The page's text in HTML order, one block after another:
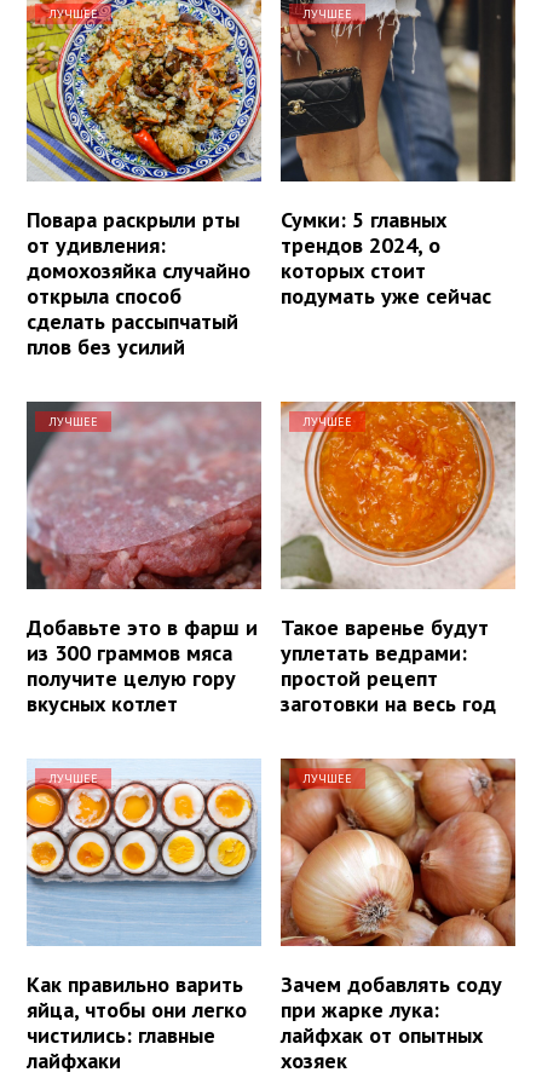
ЛУЧШЕЕ
Повара раскрыли рты
от удивления:
домохозяйка случайно
открыла способ
сделать рассыпчатый
плов без усилий
ЛУЧШЕЕ
Сумки: 5 главных
трендов 2024, о
которых стоит
подумать уже сейчас
ЛУЧШЕЕ
Добавьте это в фарш и
из 300 граммов мяса
получите целую гору
вкусных котлет
ЛУЧШЕЕ
Такое варенье будут
уплетать ведрами:
простой рецепт
заготовки на весь год
ЛУЧШЕЕ
Как правильно варить
яйца, чтобы они легко
чистились: главные
лайфхаки
ЛУЧШЕЕ
Зачем добавлять соду
при жарке лука:
лайфхак от опытных
хозяек